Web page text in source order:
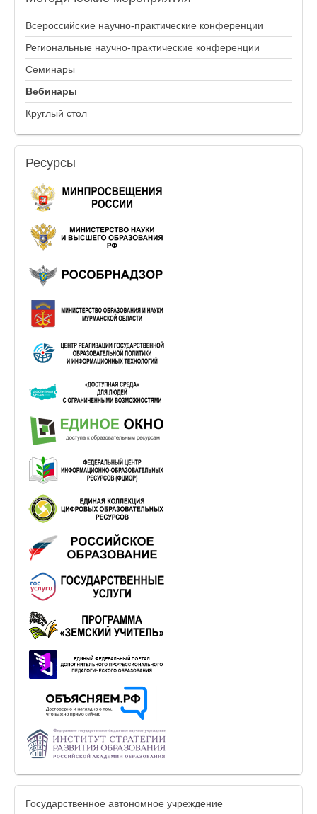
Всероссийские научно-практические конференции
Региональные научно-практические конференции
Семинары
Вебинары
Круглый стол
Ресурсы
Государственное автономное учреждение